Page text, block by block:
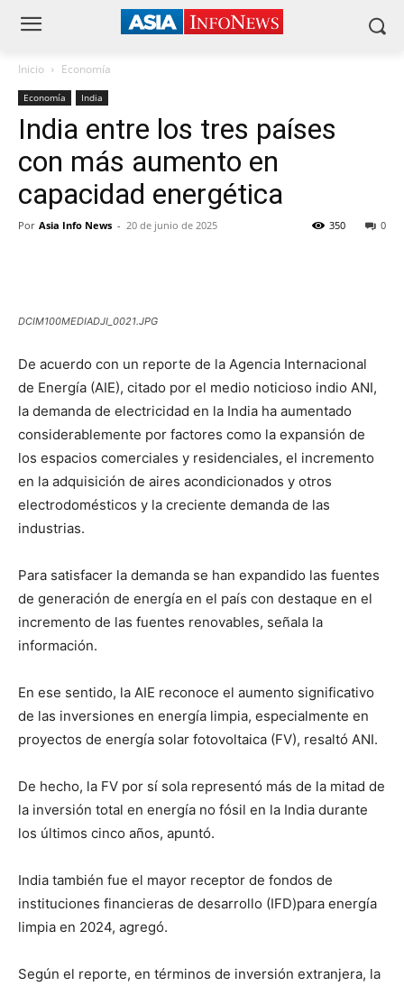
Inicio Economía
Economía India
India entre los tres países
con más aumento en
capacidad energética
Por Asia Info News - 20 de junio de 2025 0
350
DCIM100MEDIADJI_0021.JPG
De acuerdo con un reporte de la Agencia Internacional
de Energía (AIE), citado por el medio noticioso indio ANI,
la demanda de electricidad en la India ha aumentado
considerablemente por factores como la expansión de
los espacios comerciales y residenciales, el incremento
en la adquisición de aires acondicionados y otros
electrodomésticos y la creciente demanda de las
industrias.
Para satisfacer la demanda se han expandido las fuentes
de generación de energía en el país con destaque en el
incremento de las fuentes renovables, señala la
información.
En ese sentido, la AIE reconoce el aumento significativo
de las inversiones en energía limpia, especialmente en
proyectos de energía solar fotovoltaica (FV), resaltó ANI.
De hecho, la FV por sí sola representó más de la mitad de
la inversión total en energía no fósil en la India durante
los últimos cinco años, apuntó.
India también fue el mayor receptor de fondos de
instituciones financieras de desarrollo (IFD)para energía
limpia en 2024, agregó.
Según el reporte, en términos de inversión extranjera, la